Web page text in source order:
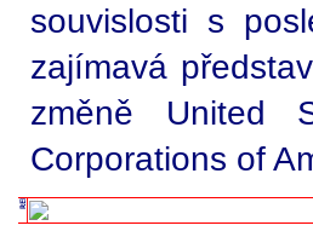
souvislosti s
zajímavá
změně United
Corporations of